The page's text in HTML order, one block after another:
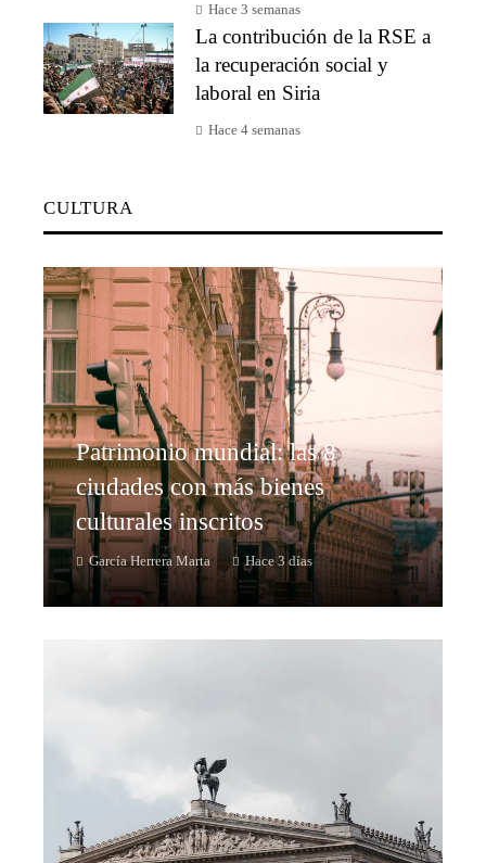
Hace 3 semanas
La contribución de la RSE a
la recuperación social y
laboral en Siria
Hace 4 semanas
CULTURA
Patrimonio mundial: las 8
ciudades con más bienes
culturales inscritos
García Herrera Marta Hace 3 días